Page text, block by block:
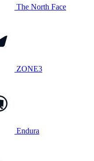
The North Face
ZONE3
Endura